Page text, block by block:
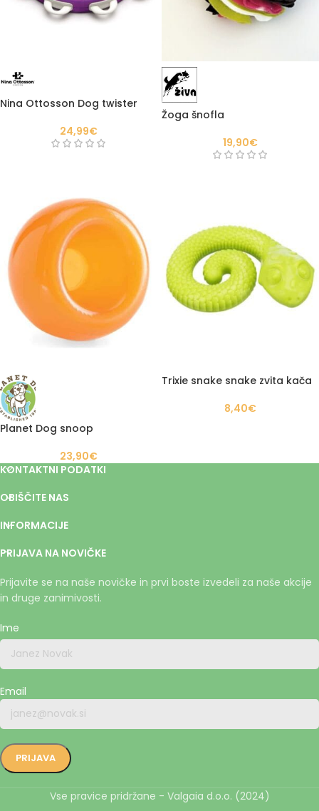
Nina Ottosson Dog twister
24,99€
Žoga šnofla
19,90€
Planet Dog snoop
23,90€
Trixie snake snake zvita kača
8,40€
KONTAKTNI PODATKI
OBIŠČITE NAS
INFORMACIJE
PRIJAVA NA NOVIČKE
Prijavite se na naše novičke in prvi boste izvedeli za naše akcije
in druge zanimivosti.
Ime
Email
Vse pravice pridržane - Valgaia d.o.o. (2024)